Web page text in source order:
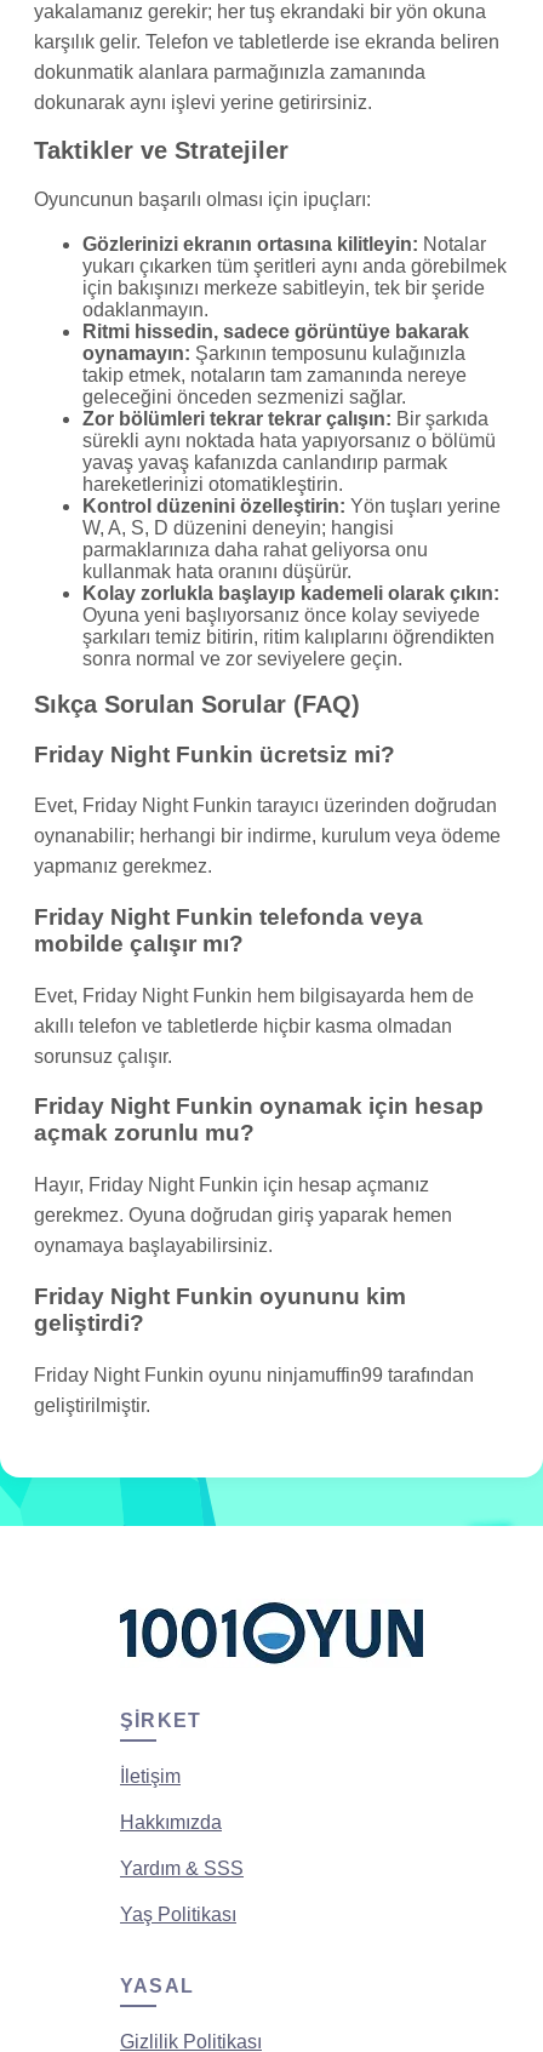
yakalamanız gerekir; her tuş ekrandaki bir yön okuna
karşılık gelir. Telefon ve tabletlerde ise ekranda beliren
dokunmatik alanlara parmağınızla zamanında
dokunarak aynı işlevi yerine getirirsiniz.
Taktikler ve Stratejiler
Oyuncunun başarılı olması için ipuçları:
Gözlerinizi ekranın ortasına kilitleyin: Notalar
yukarı çıkarken tüm şeritleri aynı anda görebilmek
için bakışınızı merkeze sabitleyin, tek bir şeride
odaklanmayın.
Ritmi hissedin, sadece görüntüye bakarak
oynamayın: Şarkının temposunu kulağınızla
takip etmek, notaların tam zamanında nereye
geleceğini önceden sezmenizi sağlar.
Zor bölümleri tekrar tekrar çalışın: Bir şarkıda
sürekli aynı noktada hata yapıyorsanız o bölümü
yavaş yavaş kafanızda canlandırıp parmak
hareketlerinizi otomatikleştirin.
Kontrol düzenini özelleştirin: Yön tuşları yerine
W, A, S, D düzenini deneyin; hangisi
parmaklarınıza daha rahat geliyorsa onu
kullanmak hata oranını düşürür.
Kolay zorlukla başlayıp kademeli olarak çıkın:
Oyuna yeni başlıyorsanız önce kolay seviyede
şarkıları temiz bitirin, ritim kalıplarını öğrendikten
sonra normal ve zor seviyelere geçin.
Sıkça Sorulan Sorular (FAQ)
Friday Night Funkin ücretsiz mi?
Evet, Friday Night Funkin tarayıcı üzerinden doğrudan
oynanabilir; herhangi bir indirme, kurulum veya ödeme
yapmanız gerekmez.
Friday Night Funkin telefonda veya
mobilde çalışır mı?
Evet, Friday Night Funkin hem bilgisayarda hem de
akıllı telefon ve tabletlerde hiçbir kasma olmadan
sorunsuz çalışır.
Friday Night Funkin oynamak için hesap
açmak zorunlu mu?
Hayır, Friday Night Funkin için hesap açmanız
gerekmez. Oyuna doğrudan giriş yaparak hemen
oynamaya başlayabilirsiniz.
Friday Night Funkin oyununu kim
geliştirdi?
Friday Night Funkin oyunu ninjamuffin99 tarafından
geliştirilmiştir.
ŞIRKET
İletişim
Hakkımızda
Yardım & SSS
Yaş Politikası
YASAL
Gizlilik Politikası